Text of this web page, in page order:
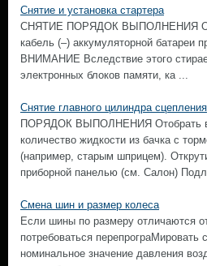
Снятие и установка стартера
СНЯТИЕ ПОРЯДОК ВЫПОЛНЕНИЯ
кабель (–) аккумуляторной батареи
ВНИМАНИЕ Вследствие этого
электронных блоков памяти, ка ...
Снятие главного цилиндра сцепления
ПОРЯДОК ВЫПОЛНЕНИЯ Отобрать
количество жидкости из бачка с
(например, старым шприцем).
приборной панелью (см. Салон)
Смена шин и размер колеса
Если шины по размеру отличаются
потребоваться перепрограМировать
номинальное значение давления